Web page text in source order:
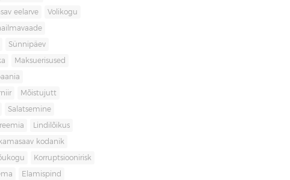
eelarve Volikogu
Sünnipäev
Maksuerisused
Mõistujutt
Salatsemine
Lindilõikus
kodanik
Korruptsioonirisk
Elamispind